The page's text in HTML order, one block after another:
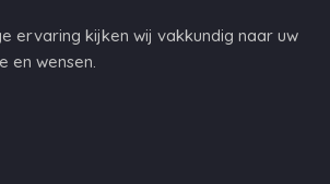
ervaring kijken wij vakkundig naar uw
en wensen.